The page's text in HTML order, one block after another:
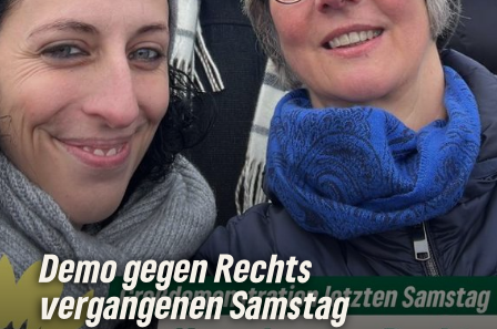
Demo gegen Rechts
vergangenen Samstag